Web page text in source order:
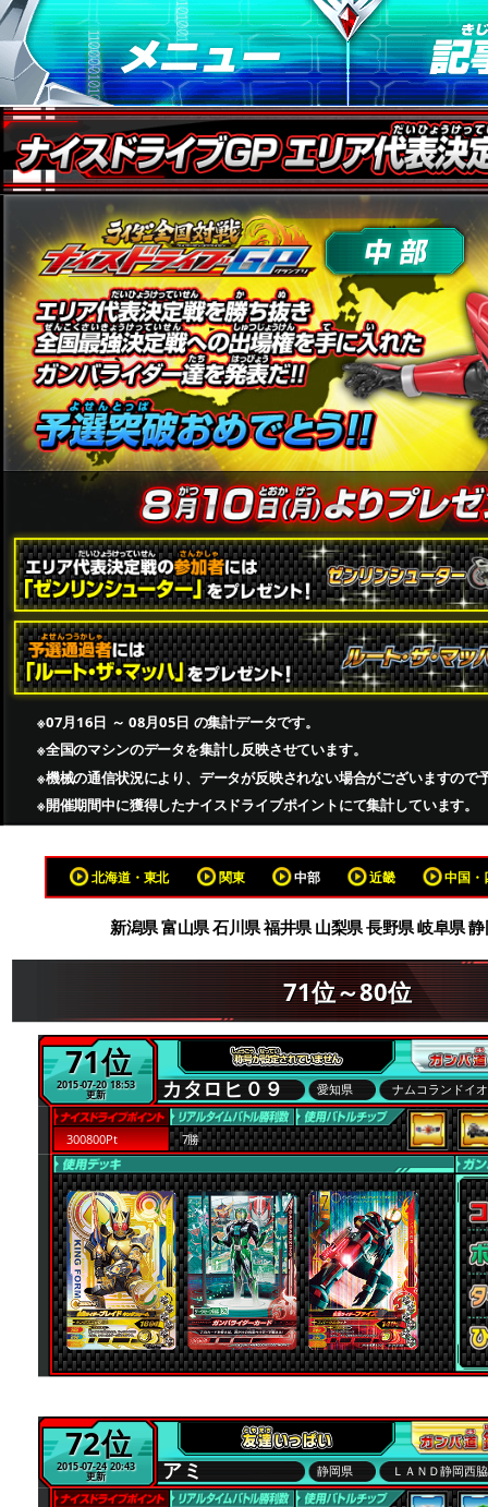
※07月16日 ～ 08月05日 の集計データです。
※全国のマシンのデータを集計し反映させています。
※機械の通信状況により、データが反映されない場合がございますので
※開催期間中に獲得したナイスドライブポイントにて集計しています。
北海道・東北 関東 中部 近畿 中国・
新潟県 富山県 石川県 福井県 山梨県 長野県 岐阜県
71位～80位
71位
2015-07-20 18:53
更新 カタロヒ０９ 愛知県 ナムコランドイ
300800Pt 7勝
72位
2015-07-24 20:43
更新 アミ 静岡県 ＬＡＮＤ静岡西